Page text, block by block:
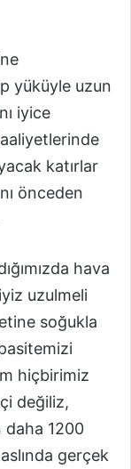
yüküyle uzun
iyice
katırlar
önceden
hava
uzulmeli
soğukla
hiçbirimiz
değiliz,
daha 1200
gerçek